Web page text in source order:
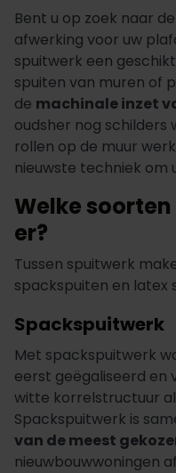
Bent u op zoek naar
afwerking voor uw
spuitwerk een
spuiten van muren of
de machinale inzet
oudsher nog
rollen op de muur
nieuwste techniek om
Welke
er?
Tussen spuitwerk
spackspuiten en latex
Spackspuitwerk
Met spackspuitwerk
eerst geëgaliseerd en
witte korrelstructuur
Spackspuitwerk is
van de meest
nieuwbouwwoningen